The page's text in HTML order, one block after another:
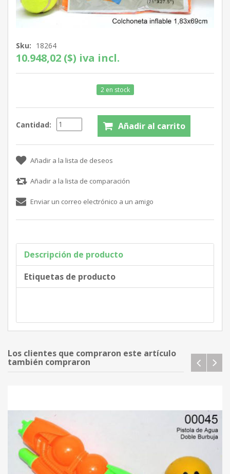
Sku: 18264
10.948,02 ($) iva incl.
2 en stock
Cantidad:
Descripción de producto
Etiquetas de producto
Los clientes que compraron este artículo
también compraron